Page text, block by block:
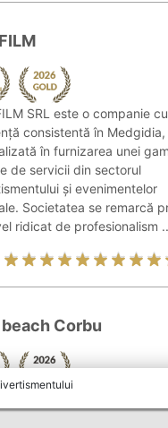
SRL este o companie
consistentă în Medgidia,
în furnizarea unei
de servicii din sectorul
și evenimentelor
Societatea se remarcă
ridicat de profesionalism
Corbu